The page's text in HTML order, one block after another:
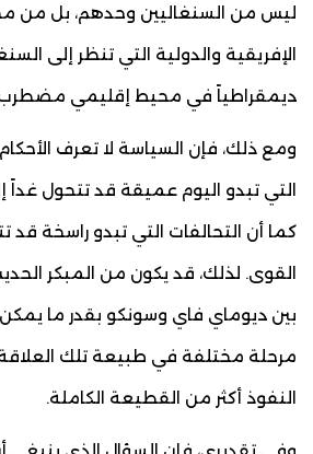
ليس من السنغاليين وحدهم، بل من
الإفريقية والدولية التي تنظر إلى
ديمقراطياً في محيط إقليمي
ومع ذلك، فإن السياسة لا تعرف الأحكام
التي تبدو اليوم عميقة قد تتحول غداً
كما أن التحالفات التي تبدو راسخة قد
القوى. لذلك، قد يكون من المبكر
بين ديوماي فاي وسونكو بقدر ما
مرحلة مختلفة في طبيعة تلك العلاقة،
النفوذ أكثر من القطيعة الكاملة.